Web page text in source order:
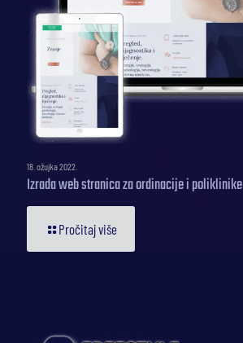
18. ožujka 2022.
Izrada web stranica za ordinacije i poliklinike
Pročitaj više